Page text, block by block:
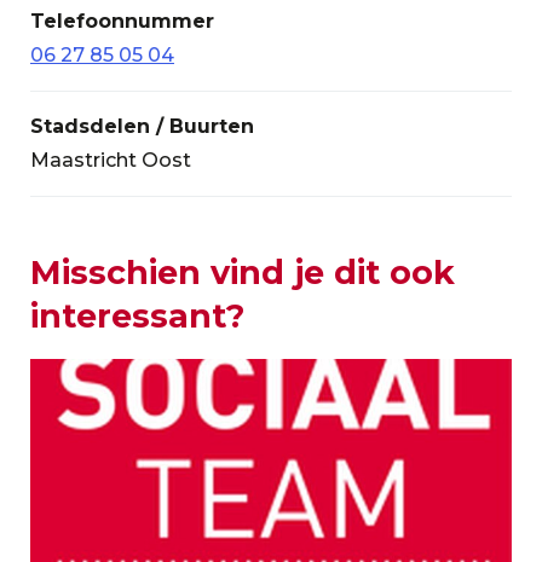
Telefoonnummer
06 27 85 05 04
Stadsdelen / Buurten
Maastricht Oost
Misschien vind je dit ook
interessant?